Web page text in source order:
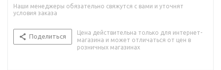
Наши менеджеры обязательно свяжутся с вами и уточнят
условия заказа
Поделиться
Цена действительна только для интернет-
магазина и может отличаться от цен в
розничных магазинах